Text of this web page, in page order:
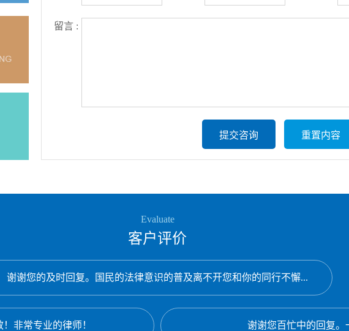
留言 :
提交咨询
Evaluate
客户评价
谢谢您的及时回复。国民的法律意识的普及离不开您和你的同行不懈...
非常专业的律师！ 谢谢您百忙中的回复。